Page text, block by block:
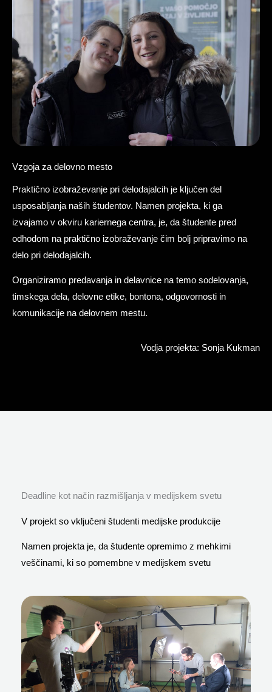
Vzgoja za delovno mesto
Praktično izobraževanje pri delodajalcih je ključen del
usposabljanja naših študentov. Namen projekta, ki ga
izvajamo v okviru kariernega centra, je, da študente pred
odhodom na praktično izobraževanje čim bolj pripravimo na
delo pri delodajalcih.
Organiziramo predavanja in delavnice na temo sodelovanja,
timskega dela, delovne etike, bontona, odgovornosti in
komunikacije na delovnem mestu.
Vodja projekta: Sonja Kukman
Deadline kot način razmišljanja v medijskem svetu
V projekt so vključeni študenti medijske produkcije
Namen projekta je, da študente opremimo z mehkimi
veščinami, ki so pomembne v medijskem svetu